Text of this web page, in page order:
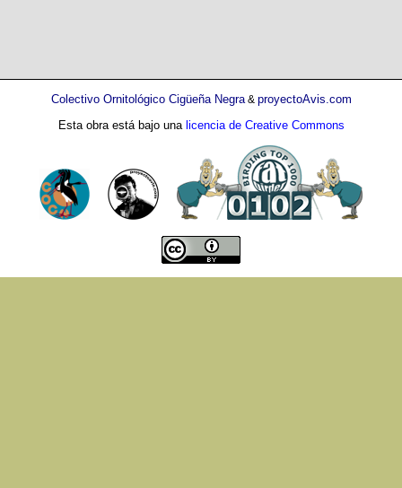
Colectivo Ornitológico Cigüeña Negra& proyectoAvis.com
Esta obra está bajo una licencia de Creative Commons